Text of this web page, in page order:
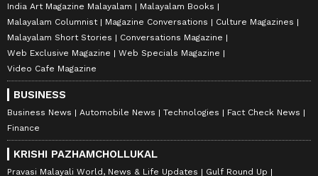
India Art Magazine Malayalam
Malayalam Books
Malayalam Columnist
Magazine Conversations
Culture Magazines
Malayalam Short Stories
Conversations Magazine
Web Exclusive Magazine
Web Specials Magazine
Video Cafe Magazine
BUSINESS
Business News Automobile News Technologies
Fact Check News
Finance
KRISHI PAZHAMCHOLLUKAL
Pravasi Malayali World, News & Life Updates
Gulf Round Up